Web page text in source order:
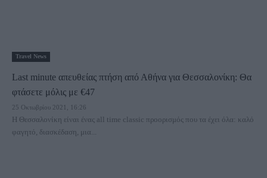
Travel News
Last minute απευθείας πτήση από Αθήνα για Θεσσαλονίκη: Θα
φτάσετε μόλις με €47
25 Οκτωβρίου 2021, 16:26
Η Θεσσαλονίκη είναι ένας all time classic προορισμός που τα έχει όλα: καλό
φαγητό, διασκέδαση, μια...